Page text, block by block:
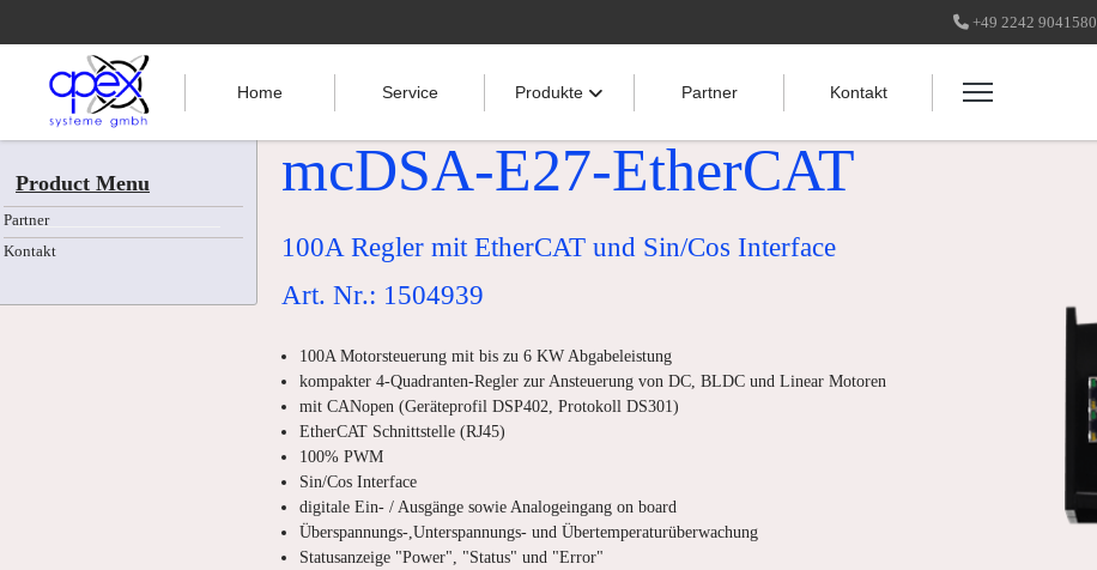
+49 2242 9041580
Home Service Produkte Partner Kontakt
Product Menu
Partner
Kontakt
mcDSA-E27-EtherCAT
100A Regler mit EtherCAT und Sin/Cos Interface
Art. Nr.: 1504939
100A Motorsteuerung mit bis zu 6 KW Abgabeleistung
kompakter 4-Quadranten-Regler zur Ansteuerung von DC, BLDC und Linear Motoren
mit CANopen (Geräteprofil DSP402, Protokoll DS301)
EtherCAT Schnittstelle (RJ45)
100% PWM
Sin/Cos Interface
digitale Ein- / Ausgänge sowie Analogeingang on board
Überspannungs-,Unterspannungs- und Übertemperaturüberwachung
Statusanzeige "Power", "Status" und "Error"